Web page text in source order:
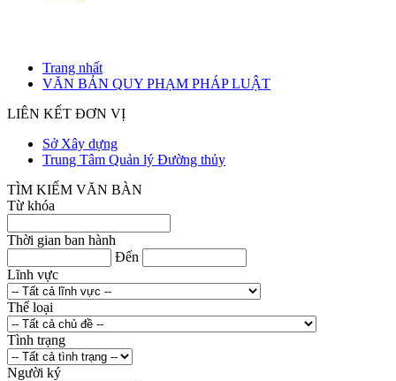
Trang nhất
VĂN BẢN QUY PHẠM PHÁP LUẬT
LIÊN KẾT ĐƠN VỊ
Sở Xây dựng
Trung Tâm Quản lý Đường thủy
TÌM KIẾM VĂN BÀN
Từ khóa
Thời gian ban hành
Đến
Lĩnh vực
Thể loại
Tình trạng
Người ký